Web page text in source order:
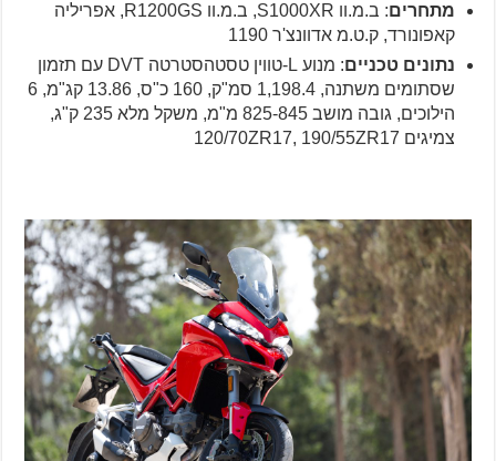
מתחרים
: ב.מ.וו S1000XR, ב.מ.וו R1200GS, אפריליה
קאפונורד, ק.ט.מ אדוונצ'ר 1190
נתונים טכניים
: מנוע L-טווין טסטהסטרטה DVT עם תזמון
שסתומים משתנה, 1,198.4 סמ"ק, 160 כ"ס, 13.86 קג"מ, 6
הילוכים, גובה מושב 825-845 מ"מ, משקל מלא 235 ק"ג,
צמיגים 120/70ZR17, 190/55ZR17